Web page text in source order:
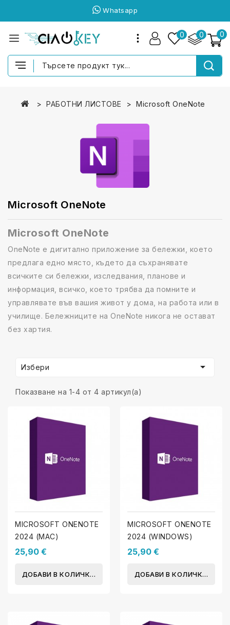
Whatsapp
0
0
0
РАБОТНИ ЛИСТОВЕ Microsoft OneNote
Microsoft OneNote
Microsoft OneNote
OneNote е дигитално приложение за бележки, което
предлага едно място, където да съхранявате
всичките си бележки, изследвания, планове и
информация, всичко, което трябва да помните и
управлявате във вашия живот у дома, на работа или в
училище. Бележниците на OneNote никога не остават
без хартия.
Избери 
Показване на 1-4 от 4 артикул(а)
MICROSOFT ONENOTE
2024 (MAC)
25,90 €
ДОБАВИ В КОЛИЧКАТА
MICROSOFT ONENOTE
2024 (WINDOWS)
25,90 €
ДОБАВИ В КОЛИЧКАТА